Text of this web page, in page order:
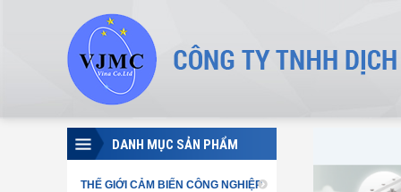
DANH MỤC SẢN PHẨM
THẾ GIỚI CẢM BIẾN CÔNG NGHIỆP